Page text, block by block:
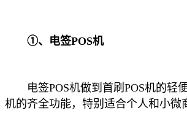
①、电签POS机
电签POS机做到首刷POS机的轻
机的齐全功能，特别适合个人和小微